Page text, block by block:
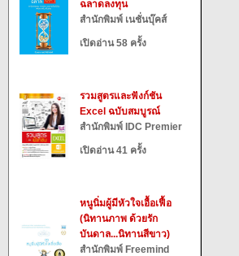
ฉลาดลงทุน
สำนักพิมพ์ เนชั่นบุ๊คส์
เปิดอ่าน 58 ครั้ง
รวมสูตรและฟังก์ชัน
Excel ฉบับสมบูรณ์
สำนักพิมพ์ IDC Premier
เปิดอ่าน 41 ครั้ง
หนูนิ่มผู้มีหัวใจเอื้อเฟื้อ
(นิทานภาพ ด้วยรัก
บันดาล...นิทานสีขาว)
สำนักพิมพ์ Freemind